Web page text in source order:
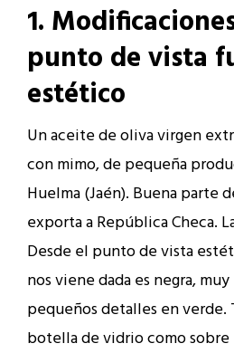
1.
punto de vista
estético
Un aceite de oliva virgen
con mimo, de pequeña
Huelma (Jaén). Buena parte
exporta a República Checa.
Desde el punto de vista
nos viene dada es negra,
pequeños detalles en verde.
botella de vidrio como sobre